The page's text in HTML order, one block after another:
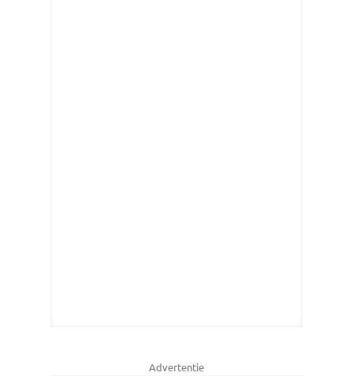
Advertentie